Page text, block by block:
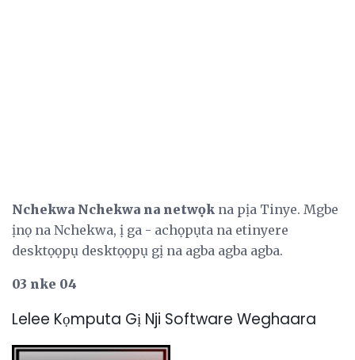
Nchekwa Nchekwa na netwọk na pịa Tinye. Mgbe
ịnọ na Nchekwa, ị ga - achọpụta na etinyere
desktọọpụ desktọọpụ gị na agba agba agba.
03 nke 04
Lelee Kọmputa Gị Nji Software Weghaara